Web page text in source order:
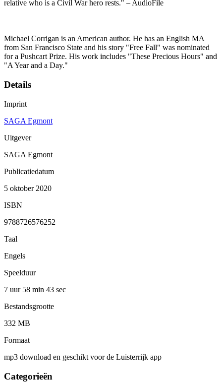
relative who is a Civil War hero rests." – AudioFile
Michael Corrigan is an American author. He has an English MA
from San Francisco State and his story "Free Fall" was nominated
for a Pushcart Prize. His work includes "These Precious Hours" and
"A Year and a Day."
Details
Imprint
SAGA Egmont
Uitgever
SAGA Egmont
Publicatiedatum
5 oktober 2020
ISBN
9788726576252
Taal
Engels
Speelduur
7 uur 58 min 43 sec
Bestandsgrootte
332 MB
Formaat
mp3 download en geschikt voor de Luisterrijk app
Categorieën